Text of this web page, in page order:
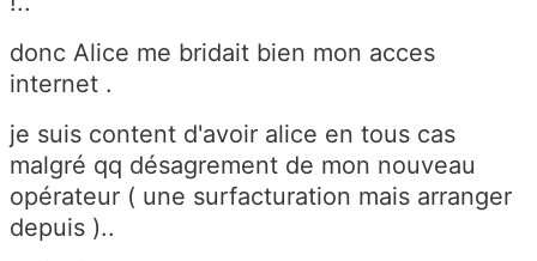
donc Alice me bridait bien mon acces
internet .
je suis content d'avoir alice en tous cas
malgré qq désagrement de mon nouveau
opérateur ( une surfacturation mais arranger
depuis )..